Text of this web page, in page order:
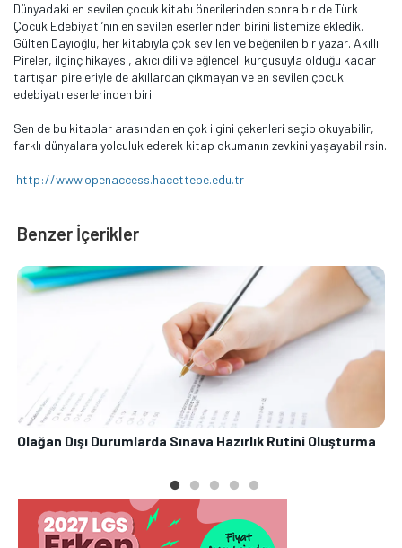
Dünyadaki en sevilen çocuk kitabı önerilerinden sonra bir de Türk
Çocuk Edebiyatı’nın en sevilen eserlerinden birini listemize ekledik.
Gülten Dayıoğlu, her kitabıyla çok sevilen ve beğenilen bir yazar. Akıllı
Pireler, ilginç hikayesi, akıcı dili ve eğlenceli kurgusuyla olduğu kadar
tartışan pireleriyle de akıllardan çıkmayan ve en sevilen çocuk
edebiyatı eserlerinden biri.
Sen de bu kitaplar arasından en çok ilgini çekenleri seçip okuyabilir,
farklı dünyalara yolculuk ederek kitap okumanın zevkini yaşayabilirsin.
http://www.openaccess.hacettepe.edu.tr
Benzer İçerikler
Olağan Dışı Durumlarda Sınava Hazırlık Rutini Oluşturma